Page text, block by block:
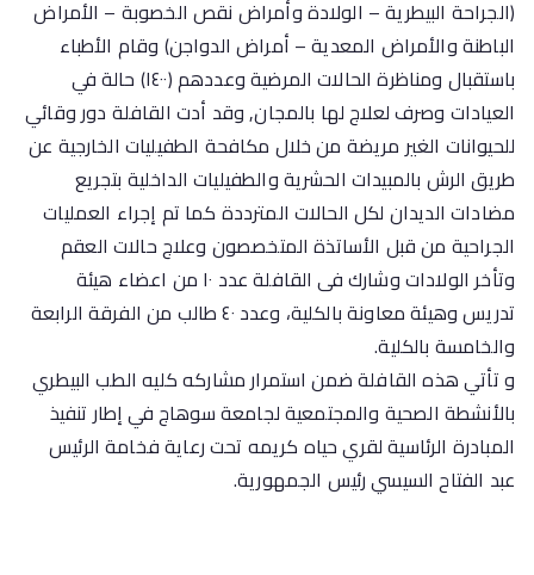
(الجراحة البيطرية – الولادة وأمراض نقص الخصوبة – الأمراض
الباطنة والأمراض المعدية – أمراض الدواجن) وقام الأطباء
باستقبال ومناظرة الحالات المرضية وعددهم (١٤٠٠) حالة في
العيادات وصرف لعلاج لها بالمجان, وقد أدت القافلة دور وقائي
للحيوانات الغير مريضة من خلال مكافحة الطفيليات الخارجية عن
طريق الرش بالمبيدات الحشرية والطفيليات الداخلية بتجريع
مضادات الديدان لكل الحالات المترددة كما تم إجراء العمليات
الجراحية من قبل الأساتذة المتخصصون وعلاج حالات العقم
وتأخر الولادات وشارك فى القافلة عدد ١٠ من اعضاء هيئة
تدريس وهيئة معاونة بالكلية، وعدد ٤٠ طالب من الفرقة الرابعة
والخامسة بالكلية.
و تأتي هذه القافلة ضمن استمرار مشاركه كليه الطب البيطري
بالأنشطة الصحية والمجتمعية لجامعة سوهاج في إطار تنفيذ
المبادرة الرئاسية لقري حياه كريمه تحت رعاية فخامة الرئيس
عبد الفتاح السيسي رئيس الجمهورية.